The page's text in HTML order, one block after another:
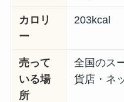
カロリ
ー
203kcal
売って
いる場
所
全国のス
貨店・ネ